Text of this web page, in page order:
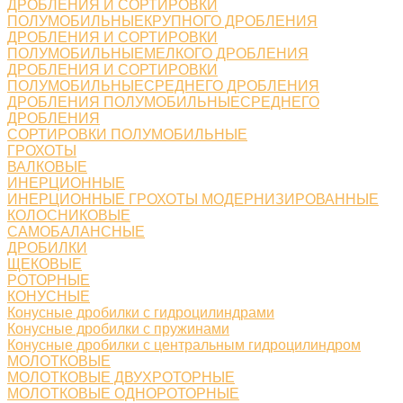
ДРОБЛЕНИЯ И СОРТИРОВКИ
ПОЛУМОБИЛЬНЫЕКРУПНОГО ДРОБЛЕНИЯ
ДРОБЛЕНИЯ И СОРТИРОВКИ
ПОЛУМОБИЛЬНЫЕМЕЛКОГО ДРОБЛЕНИЯ
ДРОБЛЕНИЯ И СОРТИРОВКИ
ПОЛУМОБИЛЬНЫЕСРЕДНЕГО ДРОБЛЕНИЯ
ДРОБЛЕНИЯ ПОЛУМОБИЛЬНЫЕСРЕДНЕГО
ДРОБЛЕНИЯ
СОРТИРОВКИ ПОЛУМОБИЛЬНЫЕ
ГРОХОТЫ
ВАЛКОВЫЕ
ИНЕРЦИОННЫЕ
ИНЕРЦИОННЫЕ ГРОХОТЫ МОДЕРНИЗИРОВАННЫЕ
КОЛОСНИКОВЫЕ
САМОБАЛАНСНЫЕ
ДРОБИЛКИ
ЩЕКОВЫЕ
РОТОРНЫЕ
КОНУСНЫЕ
Конусные дробилки с гидроцилиндрами
Конусные дробилки с пружинами
Конусные дробилки с центральным гидроцилиндром
МОЛОТКОВЫЕ
МОЛОТКОВЫЕ ДВУХРОТОРНЫЕ
МОЛОТКОВЫЕ ОДНОРОТОРНЫЕ